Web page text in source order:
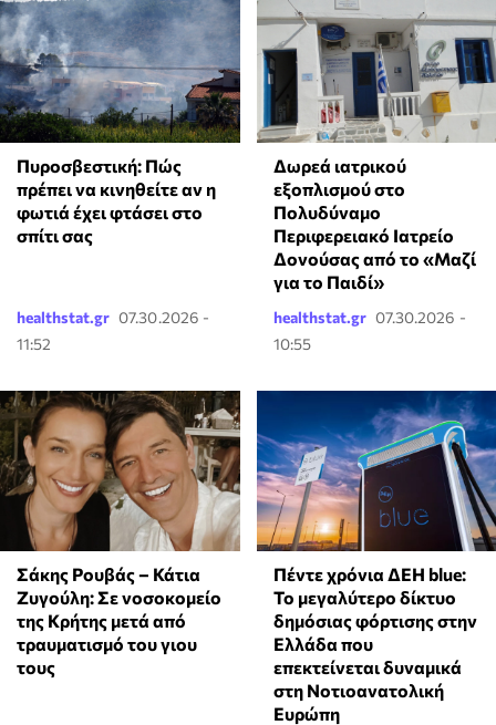
Πυροσβεστική: Πώς
πρέπει να κινηθείτε αν η
φωτιά έχει φτάσει στο
σπίτι σας
healthstat.gr 07.30.2026 -
11:52
Δωρεά ιατρικού
εξοπλισμού στο
Πολυδύναμο
Περιφερειακό Ιατρείο
Δονούσας από το «Μαζί
για το Παιδί»
healthstat.gr 07.30.2026 -
10:55
Σάκης Ρουβάς – Κάτια
Ζυγούλη: Σε νοσοκομείο
της Κρήτης μετά από
τραυματισμό του γιου
τους
Πέντε χρόνια ΔΕΗ blue:
Το μεγαλύτερο δίκτυο
δημόσιας φόρτισης στην
Ελλάδα που
επεκτείνεται δυναμικά
στη Νοτιοανατολική
Ευρώπη